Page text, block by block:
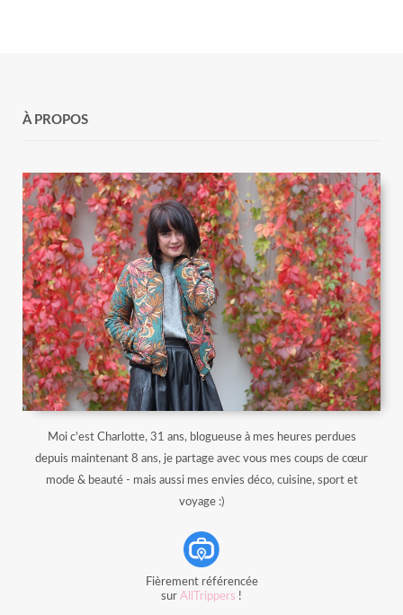
À PROPOS
Moi c'est Charlotte, 31 ans, blogueuse à mes heures perdues
depuis maintenant 8 ans, je partage avec vous mes coups de cœur
mode & beauté - mais aussi mes envies déco, cuisine, sport et
voyage :)
Fièrement référencée
sur AllTrippers !